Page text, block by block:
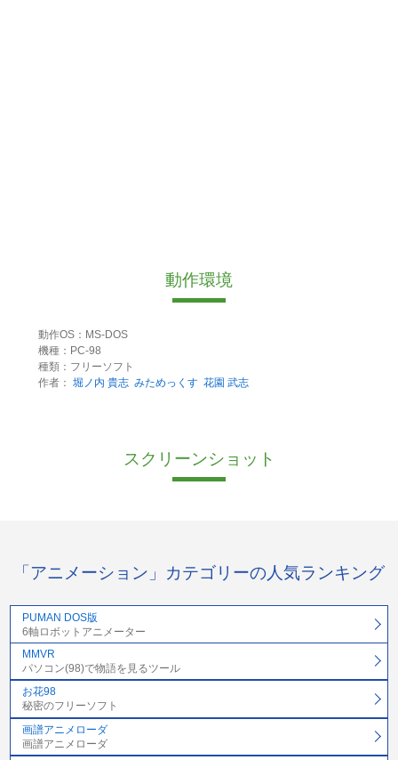
動作環境
動作OS：MS-DOS
機種：PC-98
種類：フリーソフト
作者： 堀ノ内 貴志 みためっくす 花園 武志
スクリーンショット
「アニメーション」カテゴリーの人気ランキング
PUMAN DOS版
6軸ロボットアニメーター
MMVR
パソコン(98)で物語を見るツール
お花98
秘密のフリーソフト
画譜アニメローダ
画譜アニメローダ